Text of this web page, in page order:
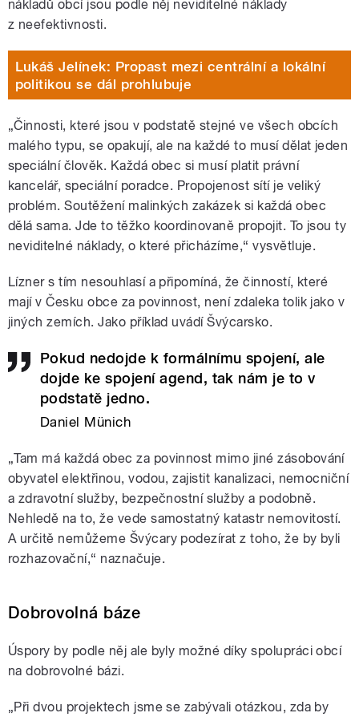
nákladů obcí jsou podle něj neviditelné náklady
z neefektivnosti.
Lukáš Jelínek: Propast mezi centrální a lokální
politikou se dál prohlubuje
„Činnosti, které jsou v podstatě stejné ve všech obcích
malého typu, se opakují, ale na každé to musí dělat jeden
speciální člověk. Každá obec si musí platit právní
kancelář, speciální poradce. Propojenost sítí je veliký
problém. Soutěžení malinkých zakázek si každá obec
dělá sama. Jde to těžko koordinovaně propojit. To jsou ty
neviditelné náklady, o které přicházíme,“ vysvětluje.
Lízner s tím nesouhlasí a připomíná, že činností, které
mají v Česku obce za povinnost, není zdaleka tolik jako v
jiných zemích. Jako příklad uvádí Švýcarsko.
Pokud nedojde k formálnímu spojení, ale
dojde ke spojení agend, tak nám je to v
podstatě jedno.
Daniel Münich
„Tam má každá obec za povinnost mimo jiné zásobování
obyvatel elektřinou, vodou, zajistit kanalizaci, nemocniční
a zdravotní služby, bezpečnostní služby a podobně.
Nehledě na to, že vede samostatný katastr nemovitostí.
A určitě nemůžeme Švýcary podezírat z toho, že by byli
rozhazovační,“ naznačuje.
Dobrovolná báze
Úspory by podle něj ale byly možné díky spolupráci obcí
na dobrovolné bázi.
„Při dvou projektech jsme se zabývali otázkou, zda by